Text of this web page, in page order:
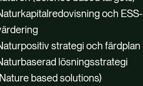
och ESS-
strategi och färdplan
lösningsstrategi
based solutions)